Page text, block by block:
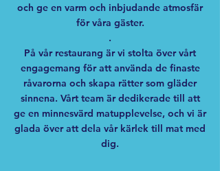
och ge en varm och inbjudande atmosfär
för våra gäster.
.
På vår restaurang är vi stolta över vårt
engagemang för att använda de finaste
råvarorna och skapa rätter som gläder
sinnena. Vårt team är dedikerade till att
ge en minnesvärd matupplevelse, och vi är
glada över att dela vår kärlek till mat med
dig.